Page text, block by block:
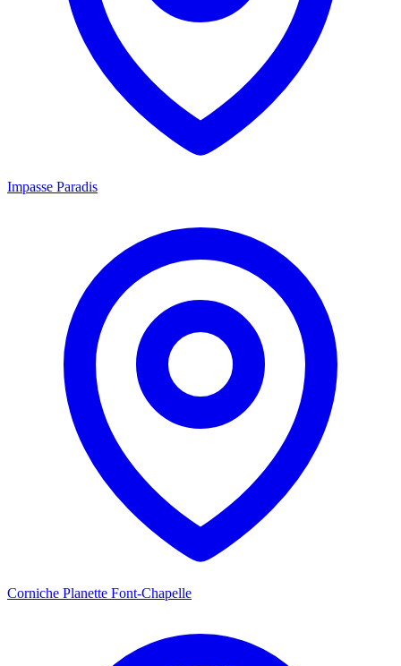
Impasse Paradis
Corniche Planette Font-Chapelle